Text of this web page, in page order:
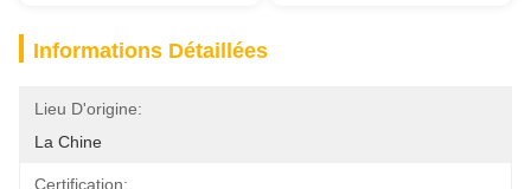
Informations Détaillées
Lieu D'origine:
La Chine
Certification: